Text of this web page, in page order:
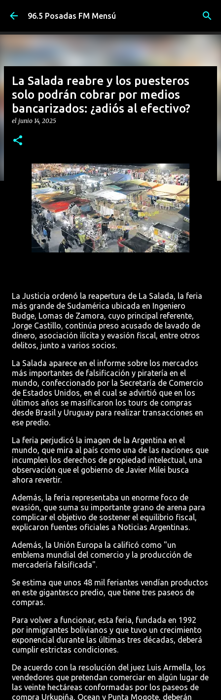
Ir al contenido principal
96.5 Posadas FM Mensú
La Salada reabre y los puesteros
solo podrán cobrar por medios
bancarizados: ¿adiós al efectivo?
el junio 14, 2025
La Justicia ordenó la reapertura de La Salada, la feria
más grande de Sudamérica ubicada en Ingeniero
Budge, Lomas de Zamora, cuyo principal referente,
Jorge Castillo, continúa preso acusado de lavado de
dinero, asociación ilícita y evasión fiscal, entre otros
delitos, junto a varios socios.
La Salada aparece en el informe sobre los mercados
más importantes de falsificación y piratería en el
mundo, confeccionado por la Secretaría de Comercio
de Estados Unidos, en el cual se advirtió que en los
últimos años se masificaron los tours de compras
desde Brasil y Uruguay para realizar transacciones en
ese predio.
La feria perjudicó la imagen de la Argentina en el
mundo, que mira al país como una de las naciones que
incumplen los derechos de propiedad intelectual, una
observación que el gobierno de Javier Milei busca
ahora revertir.
Además, la feria representaba un enorme foco de
evasión, que suma su importante grano de arena para
complicar el objetivo de sostener el equilibrio fiscal,
explicaron fuentes oficiales a Noticias Argentinas.
Además, la Unión Europa la calificó como "un
emblema mundial del comercio y la producción de
mercadería falsificada".
Se estima que unos 48 mil feriantes vendían productos
en este gigantesco predio, que tiene tres paseos de
compras.
Para volver a funcionar, esta feria, fundada en 1992
por inmigrantes bolivianos y que tuvo un crecimiento
exponencial durante las últimas tres décadas, deberá
cumplir estrictas condiciones.
De acuerdo con la resolución del juez Luis Armella, los
vendedores que pretendan comerciar en algún lugar de
las veinte hectáreas conformadas por los paseos de
compra Urkupiña, Ocean y Punta Mogote, deberán